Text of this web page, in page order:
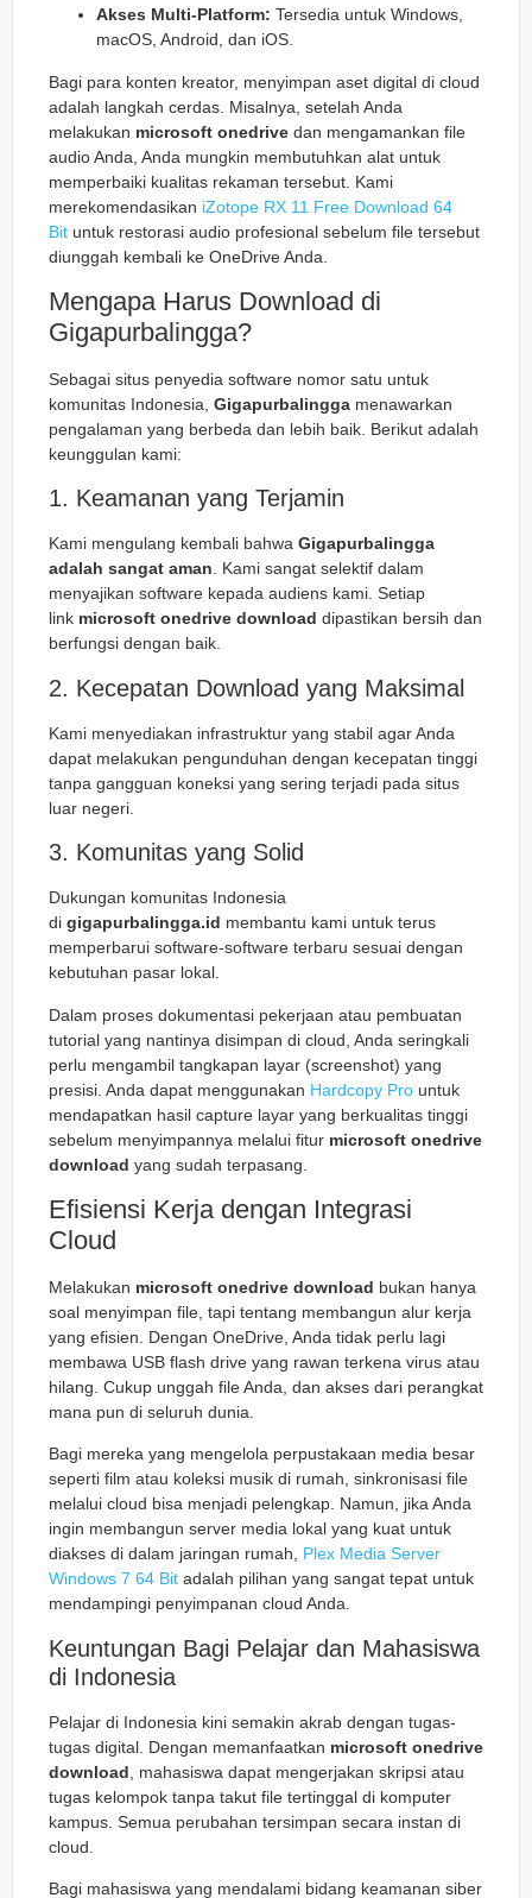
Akses Multi-Platform: Tersedia untuk Windows,
macOS, Android, dan iOS.
Bagi para konten kreator, menyimpan aset digital di cloud
adalah langkah cerdas. Misalnya, setelah Anda
melakukan microsoft onedrive dan mengamankan file
audio Anda, Anda mungkin membutuhkan alat untuk
memperbaiki kualitas rekaman tersebut. Kami
merekomendasikan iZotope RX 11 Free Download 64
Bit untuk restorasi audio profesional sebelum file tersebut
diunggah kembali ke OneDrive Anda.
Mengapa Harus Download di
Gigapurbalingga?
Sebagai situs penyedia software nomor satu untuk
komunitas Indonesia, Gigapurbalingga menawarkan
pengalaman yang berbeda dan lebih baik. Berikut adalah
keunggulan kami:
1. Keamanan yang Terjamin
Kami mengulang kembali bahwa Gigapurbalingga
adalah sangat aman. Kami sangat selektif dalam
menyajikan software kepada audiens kami. Setiap
link microsoft onedrive download dipastikan bersih dan
berfungsi dengan baik.
2. Kecepatan Download yang Maksimal
Kami menyediakan infrastruktur yang stabil agar Anda
dapat melakukan pengunduhan dengan kecepatan tinggi
tanpa gangguan koneksi yang sering terjadi pada situs
luar negeri.
3. Komunitas yang Solid
Dukungan komunitas Indonesia
di gigapurbalingga.id membantu kami untuk terus
memperbarui software-software terbaru sesuai dengan
kebutuhan pasar lokal.
Dalam proses dokumentasi pekerjaan atau pembuatan
tutorial yang nantinya disimpan di cloud, Anda seringkali
perlu mengambil tangkapan layar (screenshot) yang
presisi. Anda dapat menggunakan Hardcopy Pro untuk
mendapatkan hasil capture layar yang berkualitas tinggi
sebelum menyimpannya melalui fitur microsoft onedrive
download yang sudah terpasang.
Efisiensi Kerja dengan Integrasi
Cloud
Melakukan microsoft onedrive download bukan hanya
soal menyimpan file, tapi tentang membangun alur kerja
yang efisien. Dengan OneDrive, Anda tidak perlu lagi
membawa USB flash drive yang rawan terkena virus atau
hilang. Cukup unggah file Anda, dan akses dari perangkat
mana pun di seluruh dunia.
Bagi mereka yang mengelola perpustakaan media besar
seperti film atau koleksi musik di rumah, sinkronisasi file
melalui cloud bisa menjadi pelengkap. Namun, jika Anda
ingin membangun server media lokal yang kuat untuk
diakses di dalam jaringan rumah, Plex Media Server
Windows 7 64 Bit adalah pilihan yang sangat tepat untuk
mendampingi penyimpanan cloud Anda.
Keuntungan Bagi Pelajar dan Mahasiswa
di Indonesia
Pelajar di Indonesia kini semakin akrab dengan tugas-
tugas digital. Dengan memanfaatkan microsoft onedrive
download , mahasiswa dapat mengerjakan skripsi atau
tugas kelompok tanpa takut file tertinggal di komputer
kampus. Semua perubahan tersimpan secara instan di
cloud.
Bagi mahasiswa yang mendalami bidang keamanan siber